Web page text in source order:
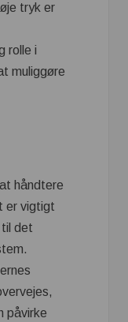
tryk er
rolle i
muliggøre
håndtere
er vigtigt
det
påvirke